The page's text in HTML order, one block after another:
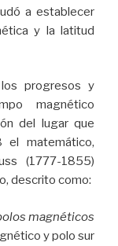
a establecer
y la latitud
progresos y
magnético
del lugar que
el matemático,
(1777-1855)
descrito como:
magnéticos
y polo sur